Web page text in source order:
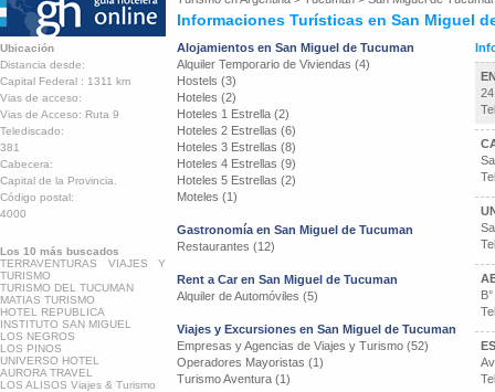
Informaciones Turísticas en San Miguel
Ubicación
Distancia desde:
Capital Federal : 1311 km
Vias de acceso:
Vias de Acceso: Ruta 9
Telediscado:
381
Cabecera:
Capital de la Provincia.
Código postal:
4000
Los 10 más buscados
TERRAVENTURAS VIAJES Y
TURISMO
TURISMO DEL TUCUMAN
MATIAS TURISMO
HOTEL REPUBLICA
INSTITUTO SAN MIGUEL
LOS NEGROS
LOS PINOS
UNIVERSO HOTEL
AURORA TRAVEL
LOS ALISOS Viajes & Turismo
Alojamientos en San Miguel de Tucuman
Alquiler Temporario de Viviendas (4)
Hostels (3)
Hoteles (2)
Hoteles 1 Estrella (2)
Hoteles 2 Estrellas (6)
Hoteles 3 Estrellas (8)
Hoteles 4 Estrellas (9)
Hoteles 5 Estrellas (2)
Moteles (1)
Gastronomía en San Miguel de Tucuman
Restaurantes (12)
Rent a Car en San Miguel de Tucuman
Alquiler de Automóviles (5)
Viajes y Excursiones en San Miguel de Tucuman
Empresas y Agencias de Viajes y Turismo (52)
Operadores Mayoristas (1)
Turismo Aventura (1)